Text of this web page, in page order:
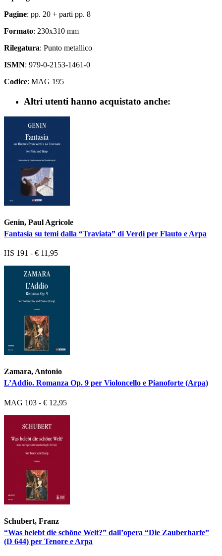
Pagine: pp. 20 + parti pp. 8
Formato: 230x310 mm
Rilegatura: Punto metallico
ISMN: 979-0-2153-1461-0
Codice: MAG 195
Altri utenti hanno acquistato anche:
Genin, Paul Agricole
Fantasia su temi dalla “Traviata” di Verdi per Flauto e Arpa
HS 191 - € 11,95
Zamara, Antonio
L’Addio. Romanza Op. 9 per Violoncello e Pianoforte (Arpa)
MAG 103 - € 12,95
Schubert, Franz
“Was belebt die schöne Welt?” dall’opera “Die Zauberharfe”
(D 644) per Tenore e Arpa